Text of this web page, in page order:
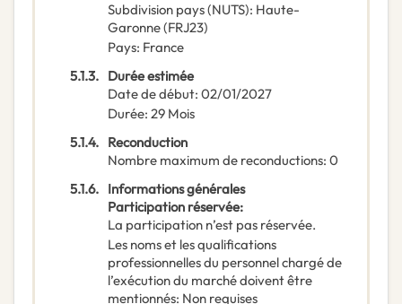
Subdivision pays (NUTS): Haute-
Garonne(FRJ23)
Pays: France
5.1.3. Durée estimée
Date de début: 02/01/2027
Durée: 29 Mois
5.1.4. Reconduction
Nombre maximum de reconductions: 0
5.1.6. Informations générales
Participation réservée:
La participation n’est pas réservée.
Les noms et les qualifications
professionnelles du personnel chargé de
l’exécution du marché doivent être
mentionnés: Non requises